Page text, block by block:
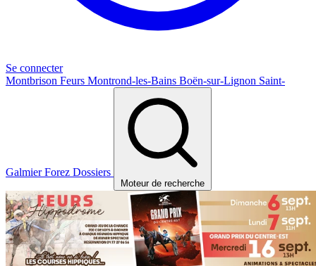
Se connecter
Montbrison Feurs Montrond-les-Bains Boën-sur-Lignon Saint-
GalmierForez Dossiers
Moteur de recherche